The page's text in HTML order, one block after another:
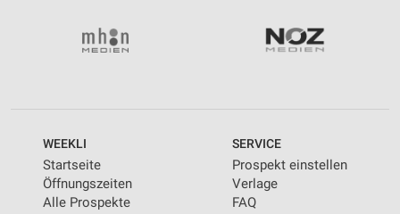
WEEKLI
Startseite
Öffnungszeiten
Alle Prospekte
SERVICE
Prospekt einstellen
Verlage
FAQ